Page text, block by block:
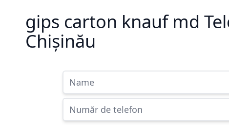
gips carton knauf md
Chișinău